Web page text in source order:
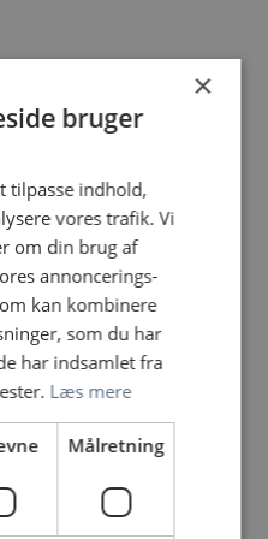
til overenskomst
der senest ved
straffeattest
Lykke på mail
×
bruger
tilpasse indhold,
vores trafik. Vi
om din brug af
annoncerings-
kan kombinere
som du har
har indsamlet fra
Læs mere
Målretning